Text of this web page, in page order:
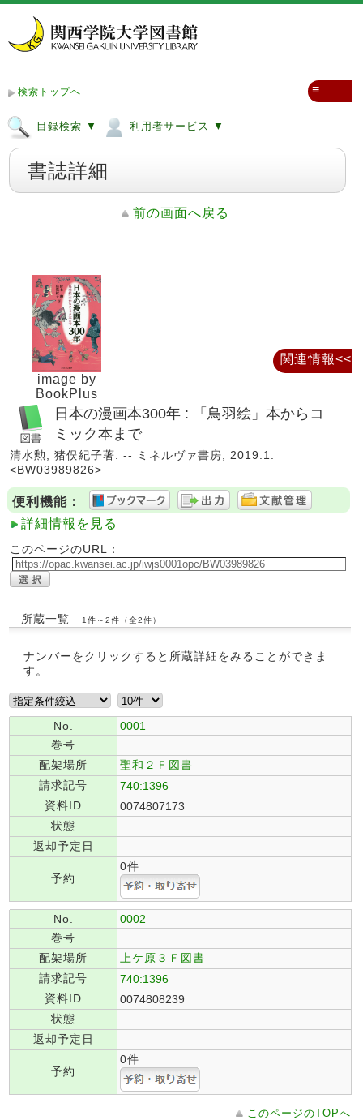
検索トップへ
目録検索 ▼ 利用者サービス ▼
≡
書誌詳細
前の画面へ戻る
image by
BookPlus
日本の漫画本300年 : 「鳥羽絵」本からコ
ミック本まで
清水勲, 猪俣紀子著. -- ミネルヴァ書房, 2019.1.
<BW03989826>
便利機能：
詳細情報を見る
このページのURL：
所蔵一覧 1件～2件（全2件）
ナンバーをクリックすると所蔵詳細をみることができま
す。
No.
0001
巻号
配架場所
聖和２Ｆ図書
請求記号
740:1396
資料ID
0074807173
状態
返却予定日
予約
0件
No.
0002
巻号
配架場所
上ケ原３Ｆ図書
請求記号
740:1396
資料ID
0074808239
状態
返却予定日
予約
0件
このページのTOPへ
関連情報<<